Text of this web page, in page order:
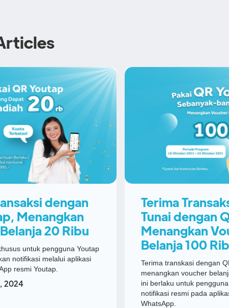
dengan
Menangkan
20 Ribu
untuk pengguna Youtap
notifikasi melalui aplikasi
resmi Youtap.
2024
Terima
Tunai dengan
Menangkan
Belanja 100
Terima transkasi dengan
menangkan voucher
ini berlaku untuk
notifikasi resmi pada
WhatsApp.